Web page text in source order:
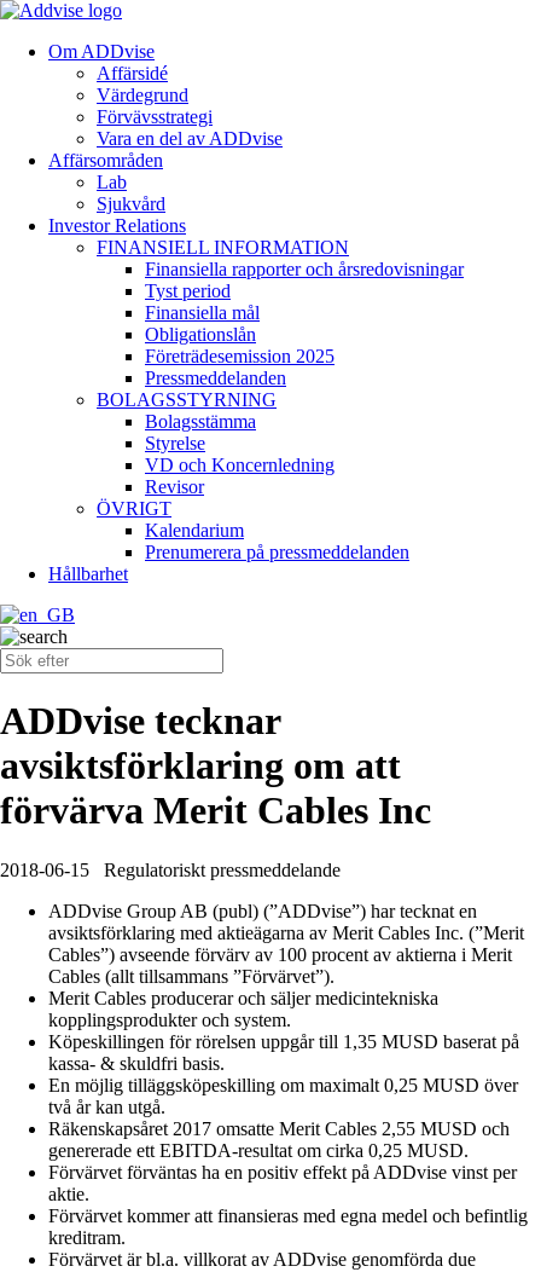
Om ADDvise
Affärsidé
Värdegrund
Förvävsstrategi
Vara en del av ADDvise
Affärsområden
Lab
Sjukvård
Investor Relations
FINANSIELL INFORMATION
Finansiella rapporter och årsredovisningar
Tyst period
Finansiella mål
Obligationslån
Företrädesemission 2025
Pressmeddelanden
BOLAGSSTYRNING
Bolagsstämma
Styrelse
VD och Koncernledning
Revisor
ÖVRIGT
Kalendarium
Prenumerera på pressmeddelanden
Hållbarhet
ADDvise tecknar
avsiktsförklaring om att
förvärva Merit Cables Inc
2018-06-15
Regulatoriskt pressmeddelande
ADDvise Group AB (publ) (”ADDvise”) har tecknat en
avsiktsförklaring med aktieägarna av Merit Cables Inc. (”Merit
Cables”) avseende förvärv av 100 procent av aktierna i Merit
Cables (allt tillsammans ”Förvärvet”).
Merit Cables producerar och säljer medicintekniska
kopplingsprodukter och system.
Köpeskillingen för rörelsen uppgår till 1,35 MUSD baserat på
kassa- & skuldfri basis.
En möjlig tilläggsköpeskilling om maximalt 0,25 MUSD över
två år kan utgå.
Räkenskapsåret 2017 omsatte Merit Cables 2,55 MUSD och
genererade ett EBITDA-resultat om cirka 0,25 MUSD.
Förvärvet förväntas ha en positiv effekt på ADDvise vinst per
aktie.
Förvärvet kommer att finansieras med egna medel och befintlig
kreditram.
Förvärvet är bl.a. villkorat av ADDvise genomförda due